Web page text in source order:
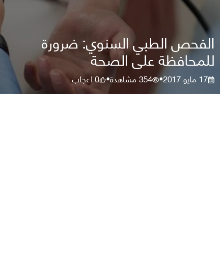
الفحص الطبي السنوي: ضرورة
للمحافظة على الصحة
17 مايو 2017 •
354مشاهدة•
0اعجاب